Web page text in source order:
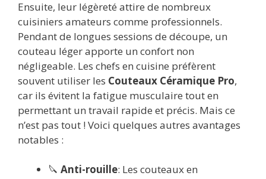
Ensuite, leur légèreté attire de nombreux
cuisiniers amateurs comme professionnels.
Pendant de longues sessions de découpe, un
couteau léger apporte un confort non
négligeable. Les chefs en cuisine préfèrent
souvent utiliser les Couteaux Céramique Pro,
car ils évitent la fatigue musculaire tout en
permettant un travail rapide et précis. Mais ce
n’est pas tout ! Voici quelques autres avantages
notables :
🔪 Anti-rouille: Les couteaux en